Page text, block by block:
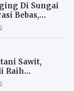
Di Sungai
Bebas,
Penegak
Aktor Dan
Sawit,
Raih